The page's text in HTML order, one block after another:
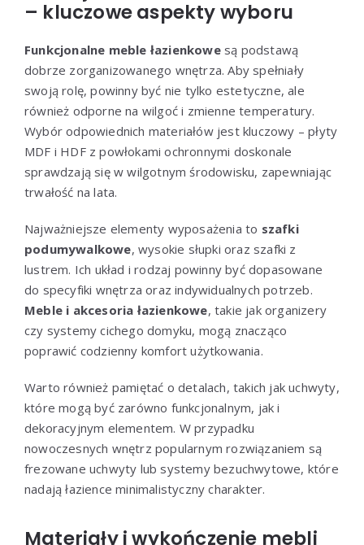
– kluczowe aspekty wyboru
Funkcjonalne meble łazienkowesą podstawą
dobrze zorganizowanego wnętrza. Aby spełniały
swoją rolę, powinny być nie tylko estetyczne, ale
również odporne na wilgoć i zmienne temperatury.
Wybór odpowiednich materiałów jest kluczowy – płyty
MDF i HDF z powłokami ochronnymi doskonale
sprawdzają się w wilgotnym środowisku, zapewniając
trwałość na lata.
Najważniejsze elementy wyposażenia to szafki
podumywalkowe, wysokie słupki oraz szafki z
lustrem. Ich układ i rodzaj powinny być dopasowane
do specyfiki wnętrza oraz indywidualnych potrzeb.
Meble i akcesoria łazienkowe, takie jak organizery
czy systemy cichego domyku, mogą znacząco
poprawić codzienny komfort użytkowania.
Warto również pamiętać o detalach, takich jak uchwyty,
które mogą być zarówno funkcjonalnym, jak i
dekoracyjnym elementem. W przypadku
nowoczesnych wnętrz popularnym rozwiązaniem są
frezowane uchwyty lub systemy bezuchwytowe, które
nadają łazience minimalistyczny charakter.
Materiały i wykończenie mebli